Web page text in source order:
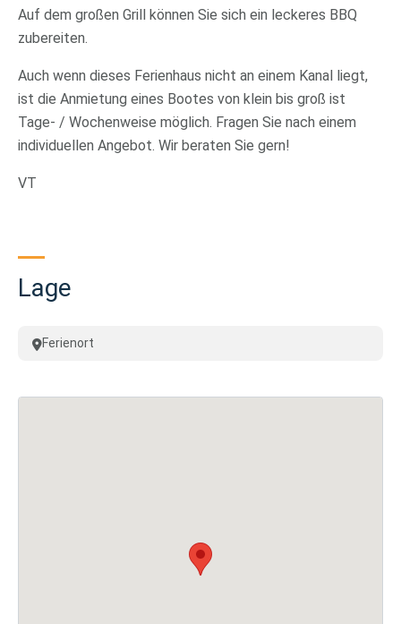
Auf dem großen Grill können Sie sich ein leckeres BBQ
zubereiten.
Auch wenn dieses Ferienhaus nicht an einem Kanal liegt,
ist die Anmietung eines Bootes von klein bis groß ist
Tage- / Wochenweise möglich. Fragen Sie nach einem
individuellen Angebot. Wir beraten Sie gern!
VT
Lage
Ferienort